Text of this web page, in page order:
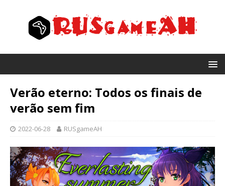
Verão eterno: Todos os finais de
verão sem fim
2022-06-28 RUSgameAH